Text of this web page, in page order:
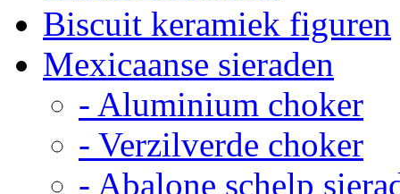
Biscuit keramiek figuren
Mexicaanse sieraden
- Aluminium choker
- Verzilverde choker
- Abalone schelp